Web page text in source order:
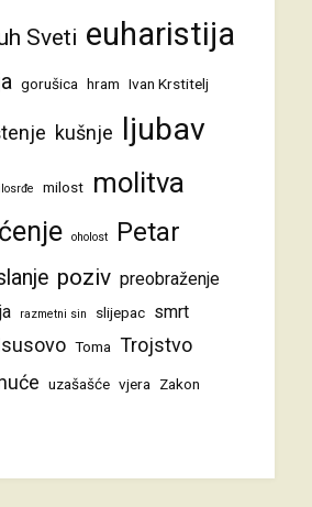
Sveti euharistija
gorušica hram Ivan Krstitelj
kušnje ljubav
milost molitva
oholost Petar
poziv preobraženje
razmetni sin slijepac smrt
Toma Trojstvo
uzašašće vjera
Zakon